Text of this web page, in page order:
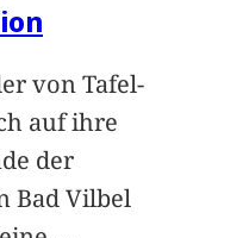
von Tafel-
auf ihre
der
Bad Vilbel